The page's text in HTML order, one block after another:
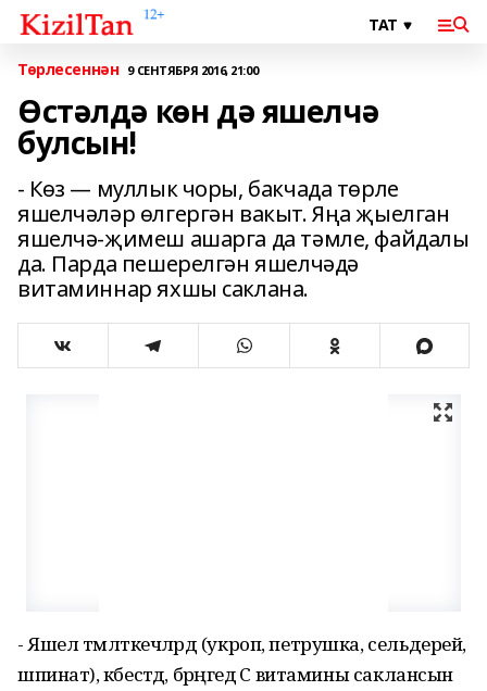
Төрлесеннән 9 СЕНТЯБРЯ 2016, 21:00
Өстәлдә көн дә яшелчә
булсын!
- Көз — муллык чоры, бакчада төрле
яшелчәләр өлгергән вакыт. Яңа җыелган
яшелчә-җимеш ашарга да тәмле, файдалы
да. Парда пешерелгән яшелчәдә
витаминнар яхшы саклана.
- Яшел тәмләткечләрдә (укроп, петрушка, сельдерей,
шпинат), кәбестәдә, бәрәң­гедә С витамины саклансын